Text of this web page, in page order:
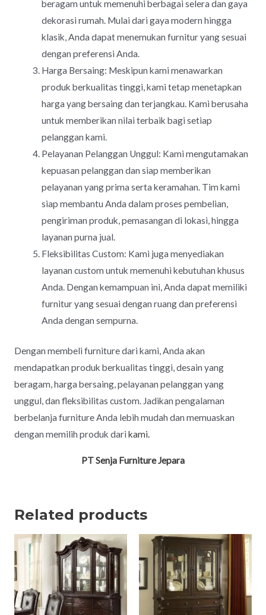
beragam untuk memenuhi berbagai selera dan gaya
dekorasi rumah. Mulai dari gaya modern hingga
klasik, Anda dapat menemukan furnitur yang sesuai
dengan preferensi Anda.
Harga Bersaing: Meskipun kami menawarkan
produk berkualitas tinggi, kami tetap menetapkan
harga yang bersaing dan terjangkau. Kami berusaha
untuk memberikan nilai terbaik bagi setiap
pelanggan kami.
Pelayanan Pelanggan Unggul: Kami mengutamakan
kepuasan pelanggan dan siap memberikan
pelayanan yang prima serta keramahan. Tim kami
siap membantu Anda dalam proses pembelian,
pengiriman produk, pemasangan di lokasi, hingga
layanan purna jual.
Fleksibilitas Custom: Kami juga menyediakan
layanan custom untuk memenuhi kebutuhan khusus
Anda. Dengan kemampuan ini, Anda dapat memiliki
furnitur yang sesuai dengan ruang dan preferensi
Anda dengan sempurna.
Dengan membeli furniture dari kami, Anda akan
mendapatkan produk berkualitas tinggi, desain yang
beragam, harga bersaing, pelayanan pelanggan yang
unggul, dan fleksibilitas custom. Jadikan pengalaman
berbelanja furniture Anda lebih mudah dan memuaskan
dengan memilih produk dari kami.
PT Senja Furniture Jepara
Related products